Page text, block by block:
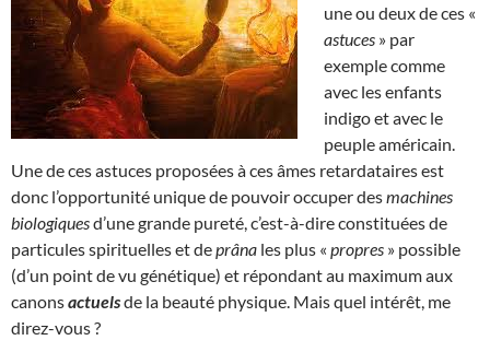
une ou deux de ces «
astuces » par
exemple comme
avec les enfants
indigo et avec le
peuple américain.
Une de ces astuces proposées à ces âmes retardataires est
donc l’opportunité unique de pouvoir occuper desmachines
biologiquesd’une grande pureté, c’est-à-dire constituées de
particules spirituelles et deprâna les plus « propres » possible
(d’un point de vu génétique) et répondant au maximum aux
canonsactuelsde la beauté physique. Mais quel intérêt, me
direz-vous ?